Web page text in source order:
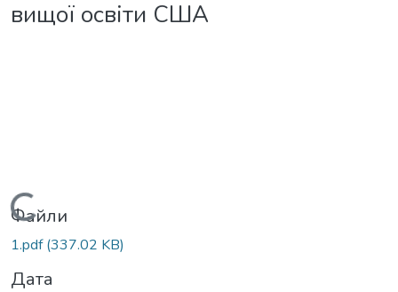
вищої освіти США
Вантажиться...
Файли
1.pdf(337.02 KB)
Дата